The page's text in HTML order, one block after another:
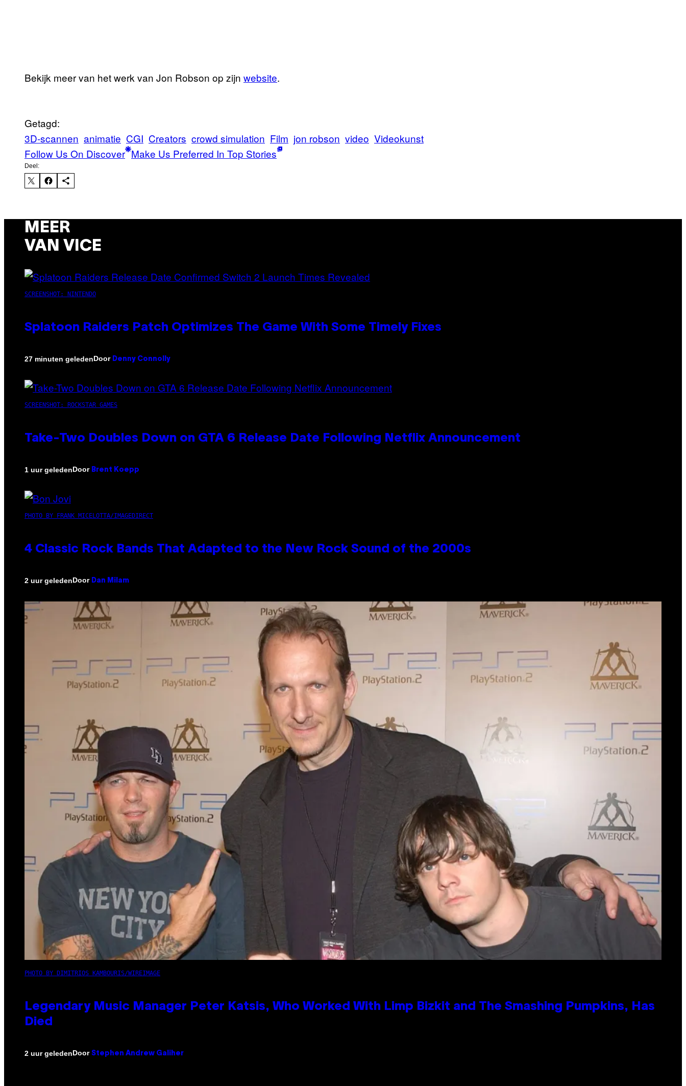
Bekijk meer van het werk van Jon Robson op zijn website.
Getagd:
3D-scannen animatie CGI Creators crowd simulation Film jon robson video Videokunst
Follow Us On Discover Make Us Preferred In Top Stories
Deel:
MEER
VAN VICE
SCREENSHOT: NINTENDO
Splatoon Raiders Patch Optimizes The Game With Some Timely Fixes
27 minuten geledenDoor Denny Connolly
SCREENSHOT: ROCKSTAR GAMES
Take-Two Doubles Down on GTA 6 Release Date Following Netflix Announcement
1 uur geledenDoor Brent Koepp
PHOTO BY FRANK MICELOTTA/IMAGEDIRECT
4 Classic Rock Bands That Adapted to the New Rock Sound of the 2000s
2 uur geledenDoor Dan Milam
PHOTO BY DIMITRIOS KAMBOURIS/WIREIMAGE
Legendary Music Manager Peter Katsis, Who Worked With Limp Bizkit and The Smashing Pumpkins, Has
Died
2 uur geledenDoor Stephen Andrew Galiher